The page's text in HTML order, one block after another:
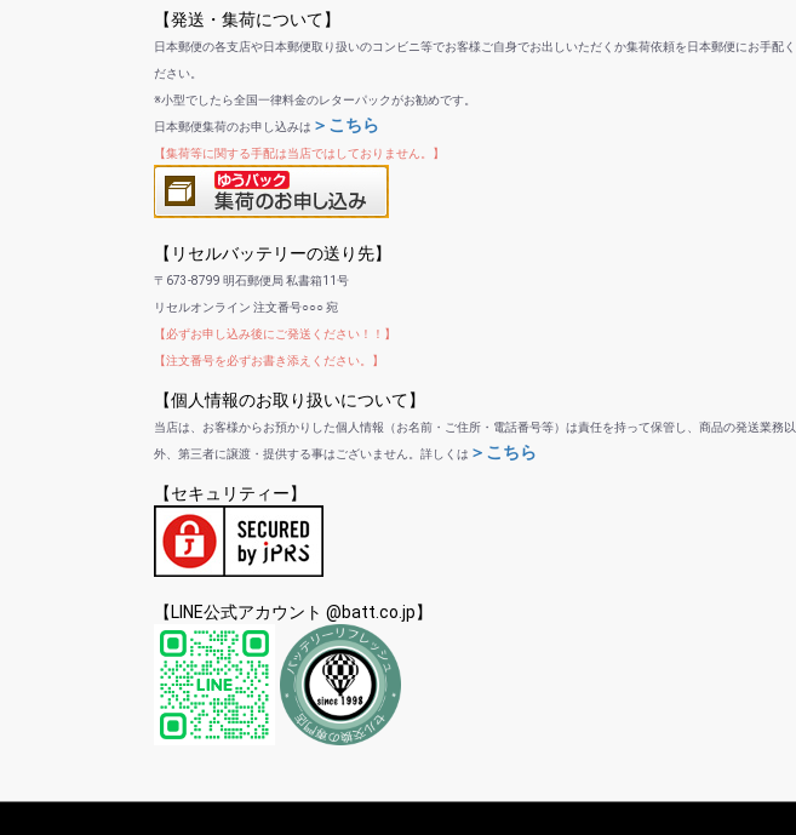
【発送・集荷について】
日本郵便の各支店や日本郵便取り扱いのコンビニ等でお客様ご自身でお出しいただくか集荷依頼を日本郵便にお手配く
ださい。
※小型でしたら全国一律料金のレターパックがお勧めです。
日本郵便集荷のお申し込みは ＞こちら
【集荷等に関する手配は当店ではしておりません。】
【リセルバッテリーの送り先】
〒673-8799 明石郵便局 私書箱11号
リセルオンライン 注文番号○○○ 宛
【必ずお申し込み後にご発送ください！！】
【注文番号を必ずお書き添えください。】
【個人情報のお取り扱いについて】
当店は、お客様からお預かりした個人情報（お名前・ご住所・電話番号等）は責任を持って保管し、商品の発送業務以
外、第三者に譲渡・提供する事はございません。詳しくは ＞こちら
【セキュリティー】
【LINE公式アカウント @batt.co.jp】